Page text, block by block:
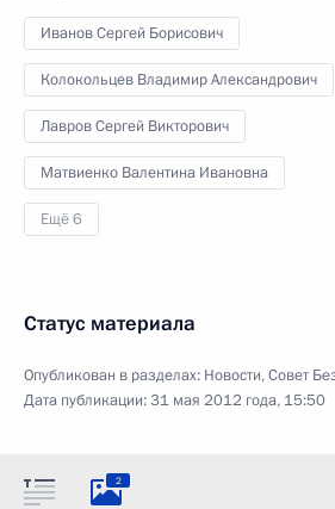
Иванов Сергей Борисович
Колокольцев Владимир Александрович
Лавров Сергей Викторович
Матвиенко Валентина Ивановна
Ещё 6
Статус материала
Опубликован в разделах: Новости,Совет
Дата публикации:31 мая 2012 года, 15:50
2